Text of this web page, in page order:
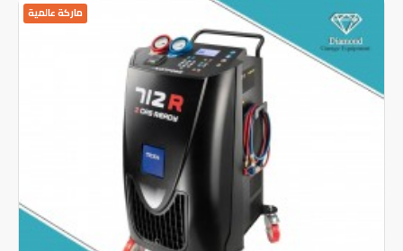
ماركة عالمية